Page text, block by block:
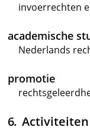
invoerrechten
academische
Nederlands
promotie
Activiteiten